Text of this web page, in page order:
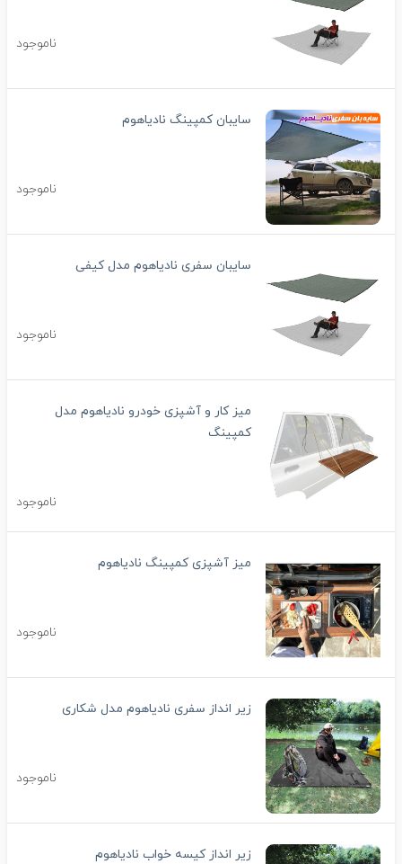
ناموجود
سایبان کمپینگ نادیاهوم
ناموجود
سایبان سفری نادیاهوم مدل کیفی
ناموجود
میز کار و آشپزی خودرو نادیاهوم مدل
کمپینگ
ناموجود
میز آشپزی کمپینگ نادیاهوم
ناموجود
زیر انداز سفری نادیاهوم مدل شکاری
ناموجود
زیر انداز کیسه خواب نادیاهوم